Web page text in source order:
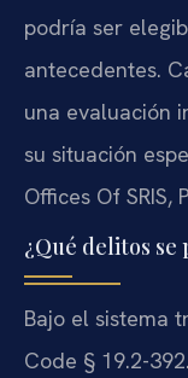
podría ser
antecedentes.
una evaluación
su situación
Offices Of SRIS,
¿Qué delitos
Bajo el sistema
Code § 19.2-